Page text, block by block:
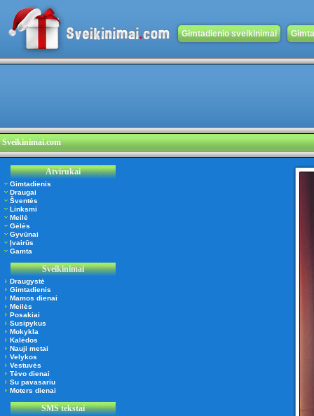
Gimtadienio sveikinimai
Sveikinimai.com
Atvirukai
Gimtadienis
Draugai
Šventės
Linksmi
Meilė
Gėlės
Gyvūnai
Įvairūs
Gamta
Sveikinimai
Draugystė
Gimtadienis
Mamos dienai
Meilės
Posakiai
Susipykus
Mokykla
Kalėdos
Nauji metai
Velykos
Vestuvės
Tėvo dienai
Su pavasariu
Moters dienai
SMS tekstai